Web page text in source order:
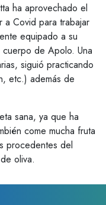
ha aprovechado el
Covid para trabajar
equipado a su
de Apolo. Una
siguió practicando
etc.) además de
sana, ya que ha
come mucha fruta
procedentes del
oliva.